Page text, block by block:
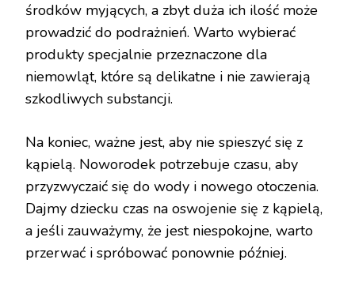
środków myjących, a zbyt duża ich ilość może
prowadzić do podrażnień. Warto wybierać
produkty specjalnie przeznaczone dla
niemowląt, które są delikatne i nie zawierają
szkodliwych substancji.
Na koniec, ważne jest, aby nie spieszyć się z
kąpielą. Noworodek potrzebuje czasu, aby
przyzwyczaić się do wody i nowego otoczenia.
Dajmy dziecku czas na oswojenie się z kąpielą,
a jeśli zauważymy, że jest niespokojne, warto
przerwać i spróbować ponownie później.